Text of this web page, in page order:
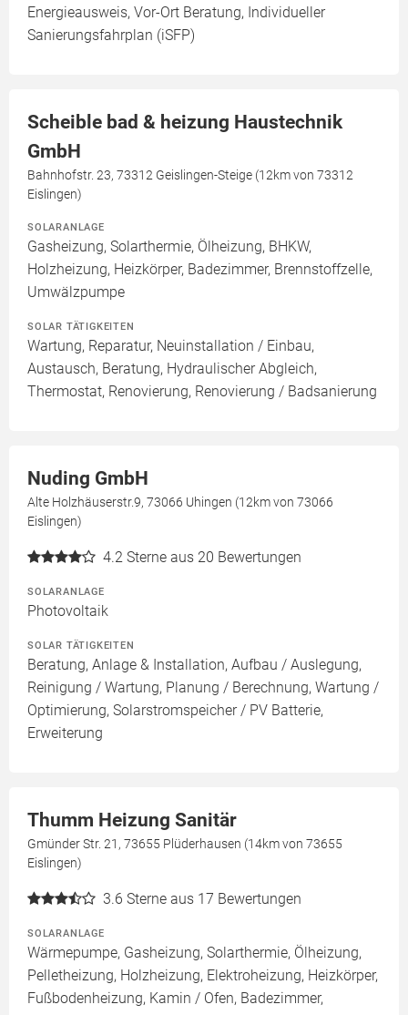
Energieausweis, Vor-Ort Beratung, Individueller
Sanierungsfahrplan (iSFP)
Scheible bad & heizung Haustechnik
GmbH
Bahnhofstr. 23, 73312 Geislingen-Steige (12km von 73312
Eislingen)
SOLARANLAGE
Gasheizung, Solarthermie, Ölheizung, BHKW,
Holzheizung, Heizkörper, Badezimmer, Brennstoffzelle,
Umwälzpumpe
SOLAR TÄTIGKEITEN
Wartung, Reparatur, Neuinstallation / Einbau,
Austausch, Beratung, Hydraulischer Abgleich,
Thermostat, Renovierung, Renovierung / Badsanierung
Nuding GmbH
Alte Holzhäuserstr.9, 73066 Uhingen (12km von 73066
Eislingen)
4.2 Sterne aus 20 Bewertungen
SOLARANLAGE
Photovoltaik
SOLAR TÄTIGKEITEN
Beratung, Anlage & Installation, Aufbau / Auslegung,
Reinigung / Wartung, Planung / Berechnung, Wartung /
Optimierung, Solarstromspeicher / PV Batterie,
Erweiterung
Thumm Heizung Sanitär
Gmünder Str. 21, 73655 Plüderhausen (14km von 73655
Eislingen)
3.6 Sterne aus 17 Bewertungen
SOLARANLAGE
Wärmepumpe, Gasheizung, Solarthermie, Ölheizung,
Pelletheizung, Holzheizung, Elektroheizung, Heizkörper,
Fußbodenheizung, Kamin / Ofen, Badezimmer,